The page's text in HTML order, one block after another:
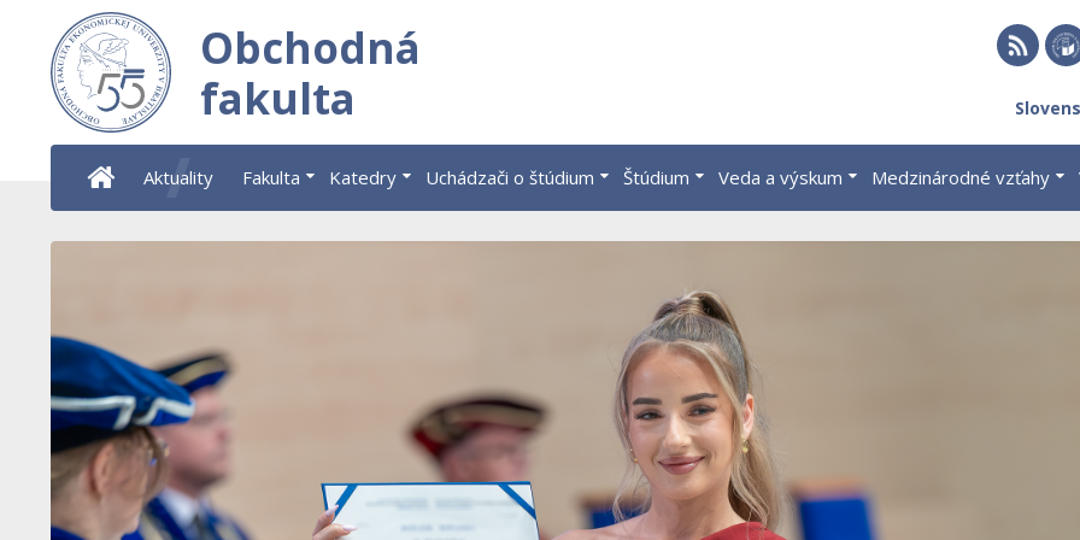
Obchodná
fakulta
Aktuality Fakulta Katedry Uchádzači o štúdium Štúdium Veda a výskum Medzinárodné vzťahy